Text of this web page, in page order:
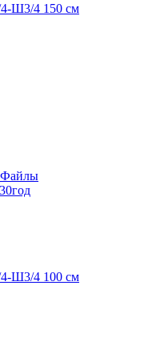
4-Ш3/4 150 см
4-Ш3/4 100 см